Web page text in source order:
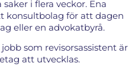
i flera veckor. Ena
konsultbolag för att dagen
eller en advokatbyrå.
som revisorsassistent är
att utvecklas.